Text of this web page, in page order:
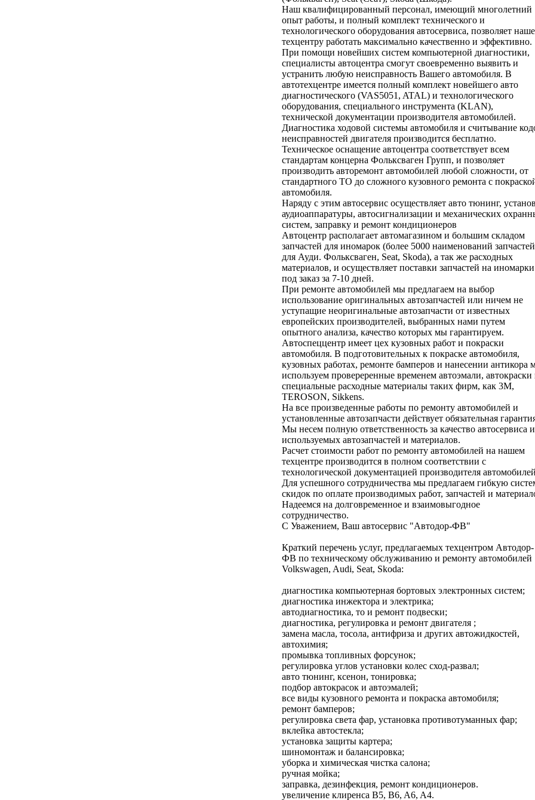
Наш квалифицированный персонал, имеющий многолетний
опыт работы, и полный комплект технического и
технологического оборудования автосервиса, позволяет
техцентру работать максимально качественно и эффективно.
При помощи новейших систем компьютерной диагностики,
специалисты автоцентра смогут своевременно выявить и
устранить любую неисправность Вашего автомобиля. В
автотехцентре имеется полный комплект новейшего авто
диагностического (VAS5051, ATAL) и технологического
оборудования, специального инструмента (KLAN),
технической документации производителя автомобилей.
Диагностика ходовой системы автомобиля и считывание
неисправностей двигателя производится бесплатно.
Техническое оснащение автоцентра соответствует всем
стандартам концерна Фольксваген Групп, и позволяет
производить авторемонт автомобилей любой сложности, от
стандартного ТО до сложного кузовного ремонта с
автомобиля.
Наряду с этим автосервис осуществляет авто тюнинг,
аудиоаппаратуры, автосигнализации и механических
систем, заправку и ремонт кондиционеров
Автоцентр располагает автомагазином и большим складом
запчастей для иномарок (более 5000 наименований запчастей
для Ауди. Фольксваген, Seat, Skoda), а так же расходных
материалов, и осуществляет поставки запчастей на иномарки
под заказ за 7-10 дней.
При ремонте автомобилей мы предлагаем на выбор
использование оригинальных автозапчастей или ничем не
уступащие неоригинальные автозапчасти от известных
европейских производителей, выбранных нами путем
опытного анализа, качество которых мы гарантируем.
Автоспеццентр имеет цех кузовных работ и покраски
автомобиля. В подготовительных к покраске автомобиля,
кузовных работах, ремонте бамперов и нанесении антикора
используем провереренные временем автоэмали, автокраски
специальные расходные материалы таких фирм, как 3M,
TEROSON, Sikkens.
На все произведенные работы по ремонту автомобилей и
установленные автозапчасти действует обязательная
Мы несем полную ответственность за качество автосервиса и
используемых автозапчастей и материалов.
Расчет стоимости работ по ремонту автомобилей на нашем
техцентре производится в полном соответствии с
технологической документацией производителя
Для успешного сотрудничества мы предлагаем гибкую
скидок по оплате производимых работ, запчастей и
Надеемся на долговременное и взаимовыгодное
сотрудничество.
С Уважением, Ваш автосервис "Автодор-ФВ"
Краткий перечень услуг, предлагаемых техцентром Автодор-
ФВ по техническому обслуживанию и ремонту автомобилей
Volkswagen, Audi, Seat, Skoda:
диагностика компьютерная бортовых электронных систем;
диагностика инжектора и электрика;
автодиагностика, то и ремонт подвески;
диагностика, регулировка и ремонт двигателя ;
замена масла, тосола, антифриза и других автожидкостей,
автохимия;
промывка топливных форсунок;
регулировка углов установки колес сход-развал;
авто тюнинг, ксенон, тонировка;
подбор автокрасок и автоэмалей;
все виды кузовного ремонта и покраска автомобиля;
ремонт бамперов;
регулировка света фар, установка противотуманных фар;
вклейка автостекла;
установка защиты картера;
шиномонтаж и балансировка;
уборка и химическая чистка салона;
ручная мойка;
заправка, дезинфекция, ремонт кондиционеров.
увеличение клиренса B5, B6, A6, A4.